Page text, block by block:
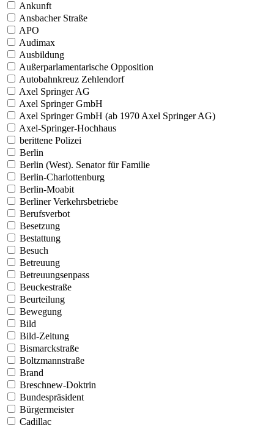
Ankunft
Ansbacher Straße
APO
Audimax
Ausbildung
Außerparlamentarische Opposition
Autobahnkreuz Zehlendorf
Axel Springer AG
Axel Springer GmbH
Axel Springer GmbH (ab 1970 Axel Springer AG)
Axel-Springer-Hochhaus
berittene Polizei
Berlin
Berlin (West). Senator für Familie
Berlin-Charlottenburg
Berlin-Moabit
Berliner Verkehrsbetriebe
Berufsverbot
Besetzung
Bestattung
Besuch
Betreuung
Betreuungsenpass
Beuckestraße
Beurteilung
Bewegung
Bild
Bild-Zeitung
Bismarckstraße
Boltzmannstraße
Brand
Breschnew-Doktrin
Bundespräsident
Bürgermeister
Cadillac